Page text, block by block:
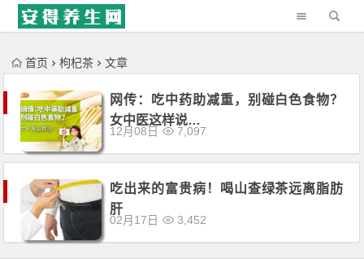
'); })();
首页 枸杞茶 文章
网传：吃中药助减重，别碰白色食物？
女中医这样说…
12月08日 7,097
吃出来的富贵病！喝山查绿茶远离脂肪
肝
02月17日 3,452